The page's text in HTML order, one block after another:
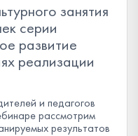
занятия
серии
развитие
реализации
и педагогов
рассмотрим
результатов